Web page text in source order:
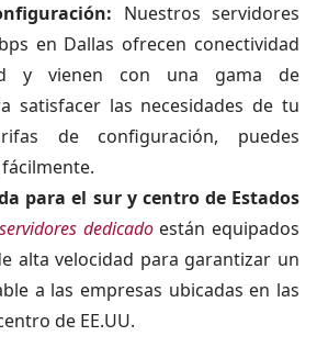
Nuestros servidores
en Dallas ofrecen conectividad
y vienen con una gama de
satisfacer las necesidades de tu
de configuración, puedes
para el sur y centro de Estados
servidores dedicadoestán equipados
alta velocidad para garantizar un
a las empresas ubicadas en las
de EE.UU.